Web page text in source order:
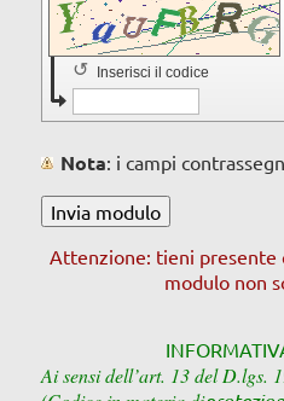
Inserisci il codice
↺
Nota : i campi
Attenzione: tieni presente
modulo non
Ai sensi dell’art. 13 del D.lgs.